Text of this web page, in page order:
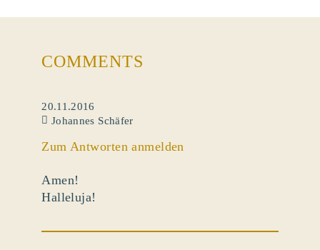
COMMENTS
20.11.2016
Johannes Schäfer
Zum Antworten anmelden
Amen!
Halleluja!